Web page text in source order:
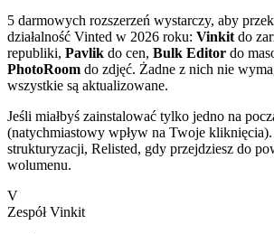
5 darmowych rozszerzeń wystarczy, aby
działalność Vinted w 2026 roku: Vinkit do
republiki, Pavlik do cen, Bulk Editor do
PhotoRoom do zdjęć. Żadne z nich nie
wszystkie są aktualizowane.
Jeśli miałbyś zainstalować tylko jedno na
(natychmiastowy wpływ na Twoje
strukturyzacji, Relisted, gdy przejdziesz do
wolumenu.
V
Zespół Vinkit